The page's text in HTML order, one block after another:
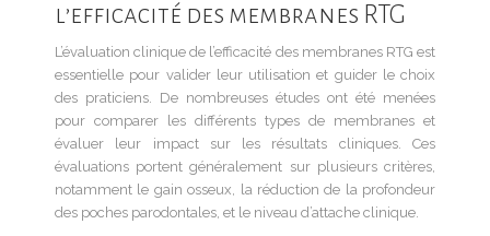
l’efficacité des membranes RTG
L’évaluation clinique de l’efficacité des membranes RTG est
essentielle pour valider leur utilisation et guider le choix
des praticiens. De nombreuses études ont été menées
pour comparer les différents types de membranes et
évaluer leur impact sur les résultats cliniques. Ces
évaluations portent généralement sur plusieurs critères,
notamment le gain osseux, la réduction de la profondeur
des poches parodontales, et le niveau d’attache clinique.